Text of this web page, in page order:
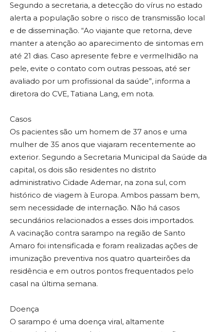
Segundo a secretaria, a detecção do vírus no estado
alerta a população sobre o risco de transmissão local
e de disseminação. “Ao viajante que retorna, deve
manter a atenção ao aparecimento de sintomas em
até 21 dias. Caso apresente febre e vermelhidão na
pele, evite o contato com outras pessoas, até ser
avaliado por um profissional da saúde”, informa a
diretora do CVE, Tatiana Lang, em nota.
Casos
Os pacientes são um homem de 37 anos e uma
mulher de 35 anos que viajaram recentemente ao
exterior. Segundo a Secretaria Municipal da Saúde da
capital, os dois são residentes no distrito
administrativo Cidade Ademar, na zona sul, com
histórico de viagem à Europa. Ambos passam bem,
sem necessidade de internação. Não há casos
secundários relacionados a esses dois importados.
A vacinação contra sarampo na região de Santo
Amaro foi intensificada e foram realizadas ações de
imunização preventiva nos quatro quarteirões da
residência e em outros pontos frequentados pelo
casal na última semana.
Doença
O sarampo é uma doença viral, altamente